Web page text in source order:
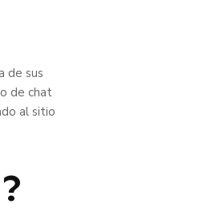
de sus
de chat
al sitio